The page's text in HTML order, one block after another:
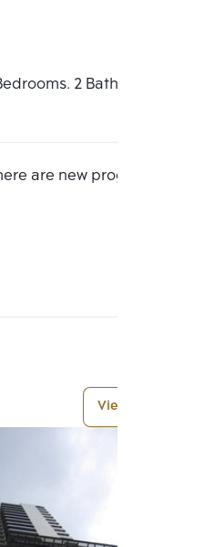
2 Bathrooms.
are new program
View More